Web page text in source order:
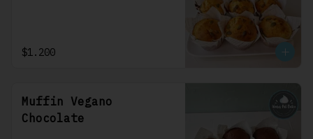
$1.200
Muffin Vegano
Chocolate